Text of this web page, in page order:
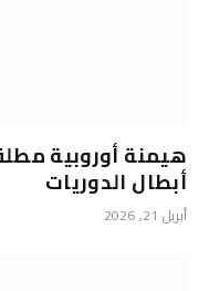
هيمنة أوروبية
أبطال الدوريات
أبريل 21, 2026